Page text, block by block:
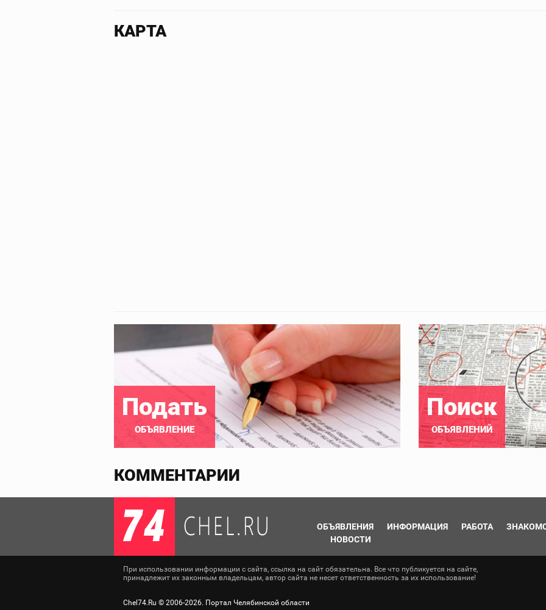
КАРТА
Подать
ОБЪЯВЛЕНИЕ
Поиск
ОБЪЯВЛЕНИЙ
КОММЕНТАРИИ
ОБЪЯВЛЕНИЯ ИНФОРМАЦИЯ РАБОТА
НОВОСТИ
При использовании информации с сайта, ссылка на сайт обязательна. Все что публикуется на сайте,
принадлежит их законным владельцам, автор сайта не несет ответственность за их использование!
Chel74.Ru © 2006-2026. Портал Челябинской области